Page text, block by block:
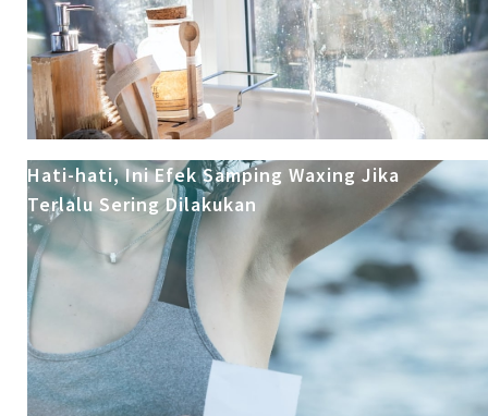
Hati-hati, Ini Efek Samping Waxing Jika
Terlalu Sering Dilakukan